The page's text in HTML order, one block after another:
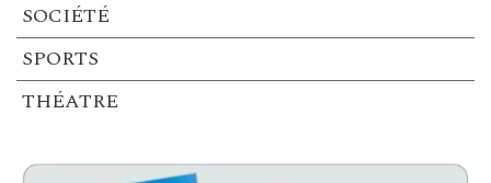
SOCIÉTÉ
SPORTS
THÉATRE